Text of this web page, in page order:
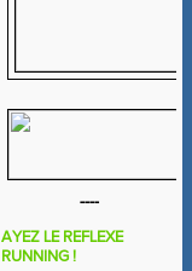
----
AYEZ LE REFLEXE
RUNNING !